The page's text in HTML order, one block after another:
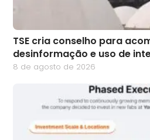
TSE cria conselho para
desinformação e uso de
8 de agosto de 2026